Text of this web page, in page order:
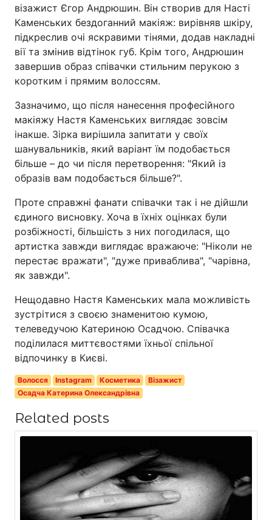
візажист Єгор Андрюшин. Він створив для Насті
Каменських бездоганний макіяж: вирівняв шкіру,
підкреслив очі яскравими тінями, додав накладні
вії та змінив відтінок губ. Крім того, Андрюшин
завершив образ співачки стильним перукою з
коротким і прямим волоссям.
Зазначимо, що після нанесення професійного
макіяжу Настя Каменських виглядає зовсім
інакше. Зірка вирішила запитати у своїх
шанувальників, який варіант їм подобається
більше – до чи після перетворення: "Який із
образів вам подобається більше?".
Проте справжні фанати співачки так і не дійшли
єдиного висновку. Хоча в їхніх оцінках були
розбіжності, більшість з них погодилася, що
артистка завжди виглядає вражаюче: "Ніколи не
перестає вражати", "дуже приваблива", "чарівна,
як завжди".
Нещодавно Настя Каменських мала можливість
зустрітися з своєю знаменитою кумою,
телеведучою Катериною Осадчою. Співачка
поділилася миттєвостями їхньої спільної
відпочинку в Києві.
Волосся Instagram Косметика
Візажист
Осадча Катерина Олександрівна
Related posts